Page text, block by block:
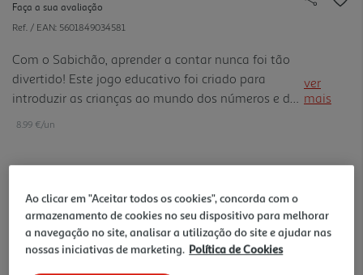
Faça a sua avaliação
Ref. / EAN: 5601849034581
Com o Sabichão, aprender a contar nunca foi tão
divertido! Este jogo educativo foi criado para
introduzir as crianças ao mundo dos números e dos
primeiros conceitos matemáticos, de forma simples
brincam com o Sabichão!
ver
mais
8.99 €/un
8,99 €
Notas de preparação
Ao clicar em "Aceitar todos os cookies", concorda com o
armazenamento de cookies no seu dispositivo para melhorar
a navegação no site, analisar a utilização do site e ajudar nas
nossas iniciativas de marketing. Política de Cookies